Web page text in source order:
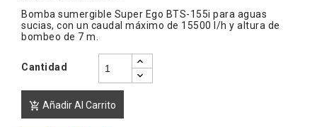
Bomba sumergible Super Ego BTS-155i para aguas
sucias, con un caudal máximo de 15500 l/h y altura de
bombeo de 7 m.
Cantidad
 Añadir Al Carrito